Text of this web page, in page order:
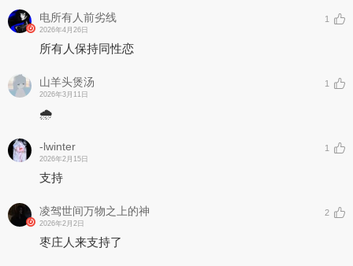
Released by: PHONO MUSIC
2024 ALL RIGHTS
电所有人前劣线
2026年4月26日
1
所有人保持同性恋
山羊头煲汤
2026年3月11日
1
🌧️
-lwinter
2026年2月15日
1
支持
凌驾世间万物之上的神
2026年2月2日
2
枣庄人来支持了